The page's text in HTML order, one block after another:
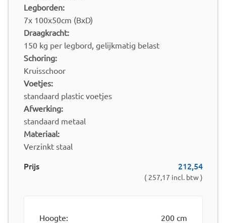
Legborden:
7x 100x50cm (BxD)
Draagkracht:
150 kg per legbord, gelijkmatig belast
Schoring:
Kruisschoor
Voetjes:
standaard plastic voetjes
Afwerking:
standaard metaal
Materiaal:
Verzinkt staal
Prijs 212,54
( 257,17 incl. btw )
Hoogte:
200 cm